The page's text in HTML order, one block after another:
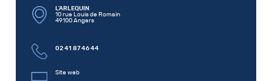
L'ARLEQUIN
10 rue Louis de Romain
49100 Angers
02 41 87 46 44
Site web